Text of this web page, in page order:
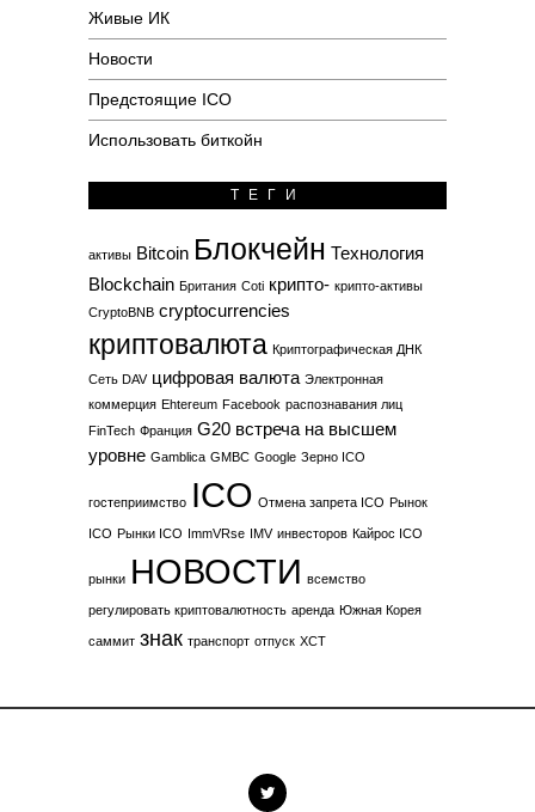
Живые ИК
Новости
Предстоящие ICO
Использовать биткойн
ТЕГИ
активы Bitcoin Блокчейн Технология
Blockchain Британия Coti крипто- крипто-активы
CryptoBNB cryptocurrencies
криптовалюта Криптографическая ДНК
Сеть DAV цифровая валюта Электронная
коммерция Ehtereum Facebook распознавания лиц
FinTech Франция G20 встреча на высшем
уровне Gamblica GMBC Google Зерно ICO
гостеприимство ICO Отмена запрета ICO Рынок
ICO Рынки ICO ImmVRse IMV инвесторов Кайрос ICO
рынки НОВОСТИ всемство
регулировать криптовалютность аренда Южная Корея
саммит знак транспорт отпуск XCT